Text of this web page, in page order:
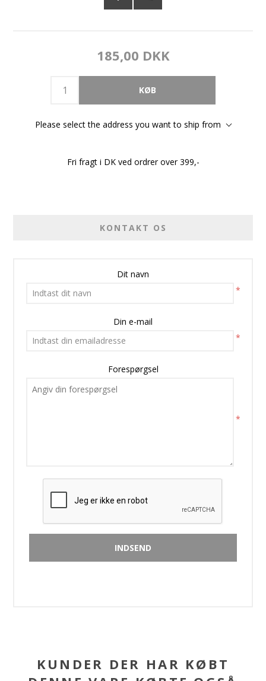
185,00 DKK
Please select the address you want to ship from
Fri fragt i DK ved ordrer over 399,-
KONTAKT OS
Dit navn
*
Din e-mail
*
Forespørgsel
*
KUNDER DER HAR KØBT